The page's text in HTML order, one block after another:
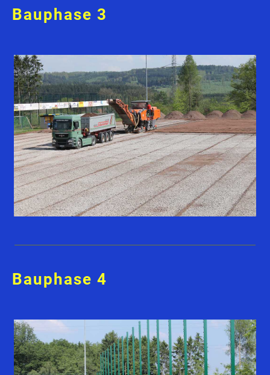
Bauphase 3
Bauphase 4